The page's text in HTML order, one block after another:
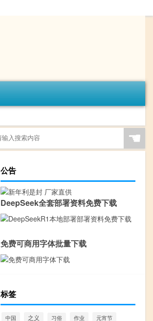
☚
公告
DeepSeek全套部署资料免费下载
免费可商用字体批量下载
标签
中国 之义 习俗 作业 元宵节